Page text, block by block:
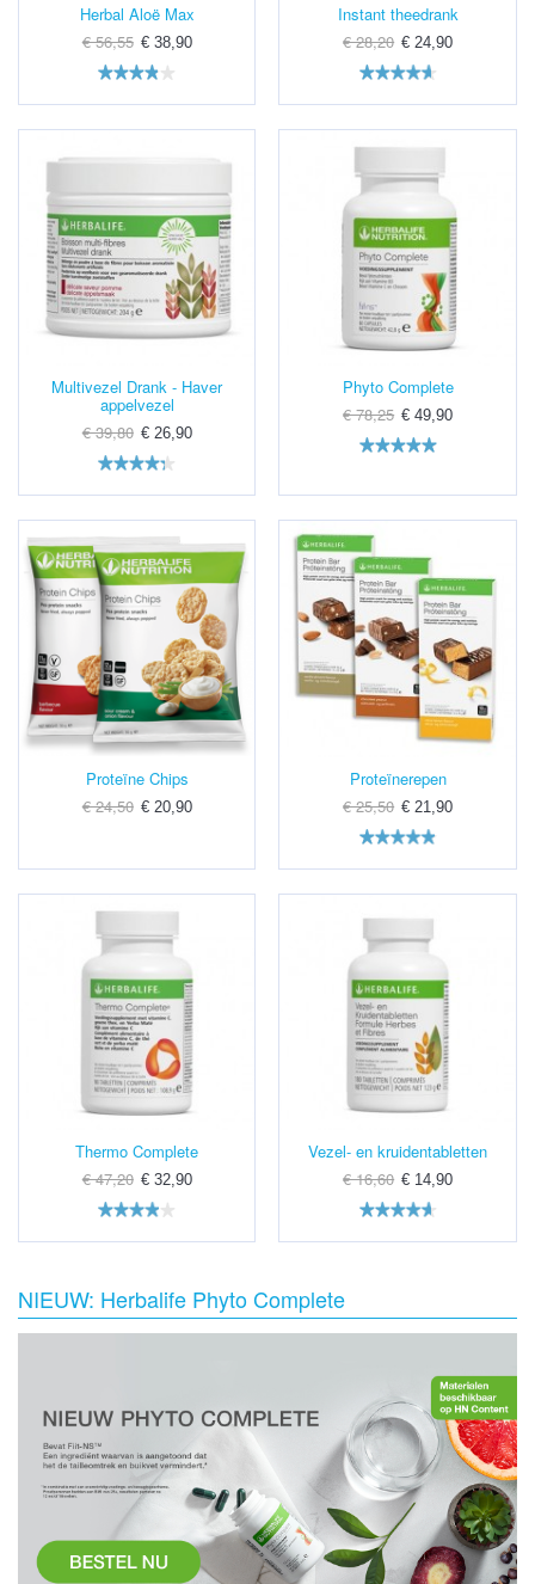
Herbal Aloë Max
€ 56,55 € 38,90
Instant theedrank
€ 28,20 € 24,90
Multivezel Drank - Haver
appelvezel
€ 39,80 € 26,90
Phyto Complete
€ 78,25 € 49,90
Proteïne Chips
€ 24,50 € 20,90
Proteïnerepen
€ 25,50 € 21,90
Thermo Complete
€ 47,20 € 32,90
Vezel- en kruidentabletten
€ 16,60 € 14,90
NIEUW: Herbalife Phyto Complete